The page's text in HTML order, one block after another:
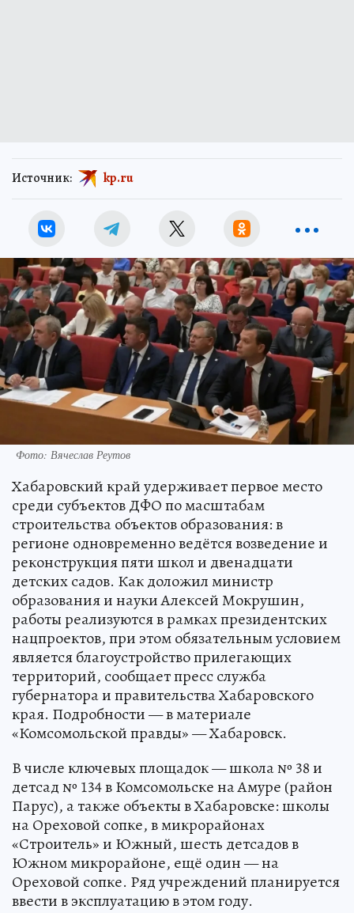
Источник: kp.ru
Фото: Вячеслав Реутов
Хабаровский край удерживает первое место
среди субъектов ДФО по масштабам
строительства объектов образования: в
регионе одновременно ведётся возведение и
реконструкция пяти школ и двенадцати
детских садов. Как доложил министр
образования и науки Алексей Мокрушин,
работы реализуются в рамках президентских
нацпроектов, при этом обязательным условием
является благоустройство прилегающих
территорий, сообщает пресс служба
губернатора и правительства Хабаровского
края. Подробности — в материале
«Комсомольской правды» — Хабаровск.
В числе ключевых площадок — школа № 38 и
детсад № 134 в Комсомольске на Амуре (район
Парус), а также объекты в Хабаровске: школы
на Ореховой сопке, в микрорайонах
«Строитель» и Южный, шесть детсадов в
Южном микрорайоне, ещё один — на
Ореховой сопке. Ряд учреждений планируется
ввести в эксплуатацию в этом году.